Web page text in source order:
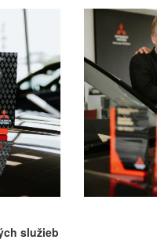
služieb